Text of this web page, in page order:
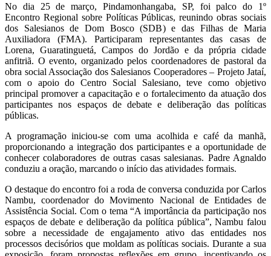
No dia 25 de março, Pindamonhangaba, SP, foi palco do 1º
Encontro Regional sobre Políticas Públicas, reunindo obras sociais
dos Salesianos de Dom Bosco (SDB) e das Filhas de Maria
Auxiliadora (FMA). Participaram representantes das casas de
Lorena, Guaratinguetá, Campos do Jordão e da própria cidade
anfitriã. O evento, organizado pelos coordenadores de pastoral da
obra social Associação dos Salesianos Cooperadores – Projeto Jataí,
com o apoio do Centro Social Salesiano, teve como objetivo
principal promover a capacitação e o fortalecimento da atuação dos
participantes nos espaços de debate e deliberação das políticas
públicas.
A programação iniciou-se com uma acolhida e café da manhã,
proporcionando a integração dos participantes e a oportunidade de
conhecer colaboradores de outras casas salesianas. Padre Agnaldo
conduziu a oração, marcando o início das atividades formais.
O destaque do encontro foi a roda de conversa conduzida por Carlos
Nambu, coordenador do Movimento Nacional de Entidades de
Assistência Social. Com o tema “A importância da participação nos
espaços de debate e deliberação da política pública”, Nambu falou
sobre a necessidade de engajamento ativo das entidades nos
processos decisórios que moldam as políticas sociais. Durante a sua